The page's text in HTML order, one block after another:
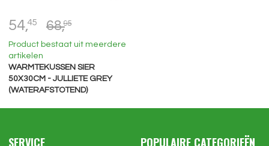
54,45 68,95
Product bestaat uit meerdere
artikelen
WARMTEKUSSEN SIER
50X30CM - JULLIETE GREY
(WATERAFSTOTEND)
SERVICE POPULAIRE CATEGORIEËN